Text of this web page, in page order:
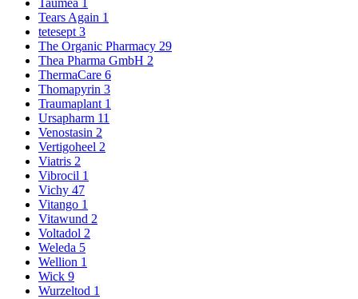
Taumea 1
Tears Again 1
tetesept 3
The Organic Pharmacy 29
Thea Pharma GmbH 2
ThermaCare 6
Thomapyrin 3
Traumaplant 1
Ursapharm 11
Venostasin 2
Vertigoheel 2
Viatris 2
Vibrocil 1
Vichy 47
Vitango 1
Vitawund 2
Voltadol 2
Weleda 5
Wellion 1
Wick 9
Wurzeltod 1